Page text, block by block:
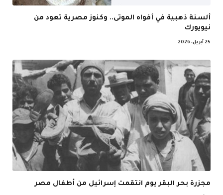
ألسنة ذهبية في أفواه الموتى.. وكنوز مصرية تعود من
نيويورك
25 أبريل، 2026
مجزرة بحر البقر يوم انتقمت إسرائيل من أطفال مصر